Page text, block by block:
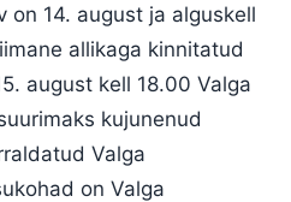
on 14. august ja alguskell
allikaga kinnitatud
august kell 18.00 Valga
kujunenud
Valga
on Valga